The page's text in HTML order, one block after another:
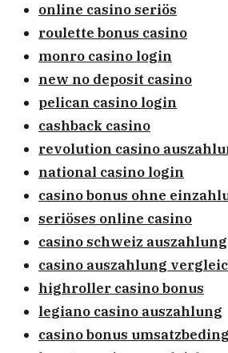
online casino seriös
roulette bonus casino
monro casino login
new no deposit casino
pelican casino login
cashback casino
revolution casino
national casino login
casino bonus ohne
seriöses online casino
casino schweiz auszahlung
casino auszahlung
highroller casino bonus
legiano casino auszahlung
casino bonus